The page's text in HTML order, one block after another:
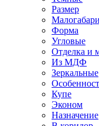
Размер
Форма
Угловые
Отделка и
Из МДФ
Зеркальные
Купе
Эконом
Назначение